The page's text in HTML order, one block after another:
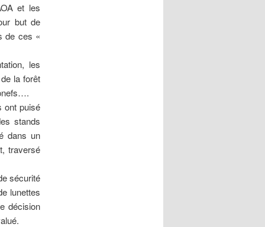
et les
but de
de ces «
les
la forêt
ont puisé
stands
dans un
traversé
sécurité
lunettes
décision